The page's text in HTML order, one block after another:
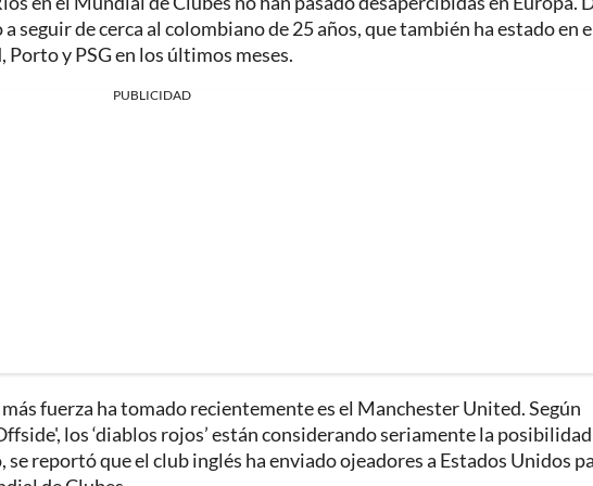
seguir de cerca al colombiano de 25 años, que también ha estado en
y PSG en los últimos meses.
PUBLICIDAD
fuerza ha tomado recientemente es el Manchester United. Según
los ‘diablos rojos’ están considerando seriamente la
reportó que el club inglés ha enviado ojeadores a Estados Unidos